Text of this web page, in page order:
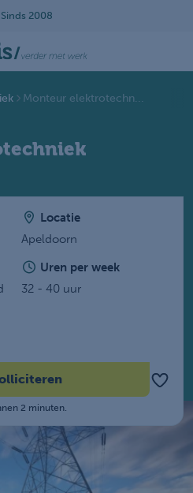
Monteur elektrotechn...
Locatie
Apeldoorn
Uren per week
32 - 40 uur
2 minuten.